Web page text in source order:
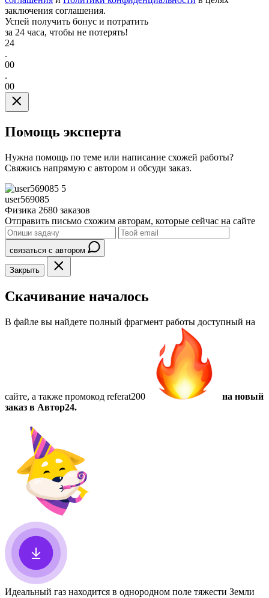
заключения соглашения.
Успей получить бонус и потратить
за 24 часа, чтобы не потерять!
24
.
00
.
00
Помощь эксперта
Нужна помощь по теме или написание схожей работы?
Свяжись напрямую с автором и обсуди заказ.
5
user569085
Физика 2680 заказов
Отправить письмо схожим авторам, которые сейчас на сайте
связаться с автором
Закрыть
Скачивание началось
В файле вы найдете полный фрагмент работы доступный на
сайте, а также промокод referat200
на новый
заказ в Автор24.
Идеальный газ находится в однородном поле тяжести Земли